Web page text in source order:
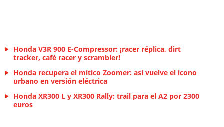
Honda V3R 900 E-Compressor: ¡racer réplica, dirt
tracker, café racer y scrambler!
Honda recupera el mítico Zoomer: así vuelve el icono
urbano en versión eléctrica
Honda XR300 L y XR300 Rally: trail para el A2 por 2300
euros